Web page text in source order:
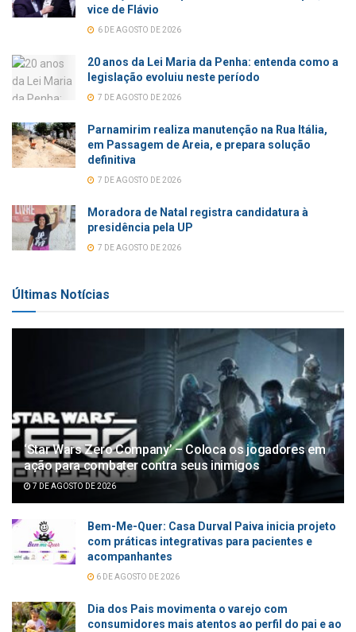
vice de Flávio
6 DE AGOSTO DE 2026
20 anos da Lei Maria da Penha: entenda como a
legislação evoluiu neste período
7 DE AGOSTO DE 2026
Parnamirim realiza manutenção na Rua Itália,
em Passagem de Areia, e prepara solução
definitiva
7 DE AGOSTO DE 2026
Moradora de Natal registra candidatura à
presidência pela UP
7 DE AGOSTO DE 2026
Últimas Notícias
‘Star Wars Zero Company’ – Coloca os jogadores em
ação para combater contra seus inimigos
7 DE AGOSTO DE 2026
Bem-Me-Quer: Casa Durval Paiva inicia projeto
com práticas integrativas para pacientes e
acompanhantes
6 DE AGOSTO DE 2026
Dia dos Pais movimenta o varejo com
consumidores mais atentos ao perfil do pai e ao